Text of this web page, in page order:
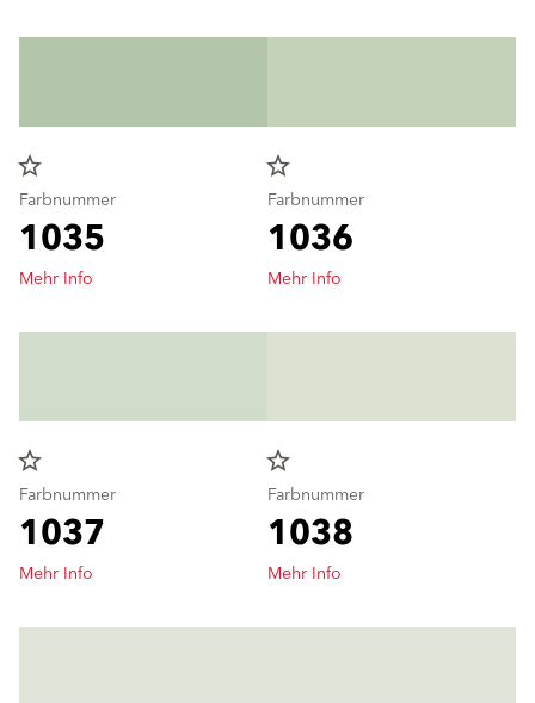
star_border
Farbnummer
1035
Mehr Info
star_border
Farbnummer
1036
Mehr Info
star_border
Farbnummer
1037
Mehr Info
star_border
Farbnummer
1038
Mehr Info